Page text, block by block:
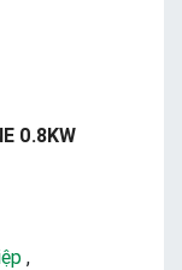
0.8KW
,